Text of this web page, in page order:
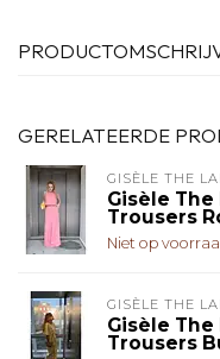
GERELATEERDE
GISÈLE THE
Gisèle
Trousers
Niet op
GISÈLE THE
Gisèle
Trousers